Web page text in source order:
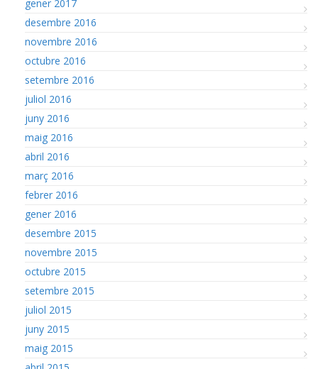
gener 2017
desembre 2016
novembre 2016
octubre 2016
setembre 2016
juliol 2016
juny 2016
maig 2016
abril 2016
març 2016
febrer 2016
gener 2016
desembre 2015
novembre 2015
octubre 2015
setembre 2015
juliol 2015
juny 2015
maig 2015